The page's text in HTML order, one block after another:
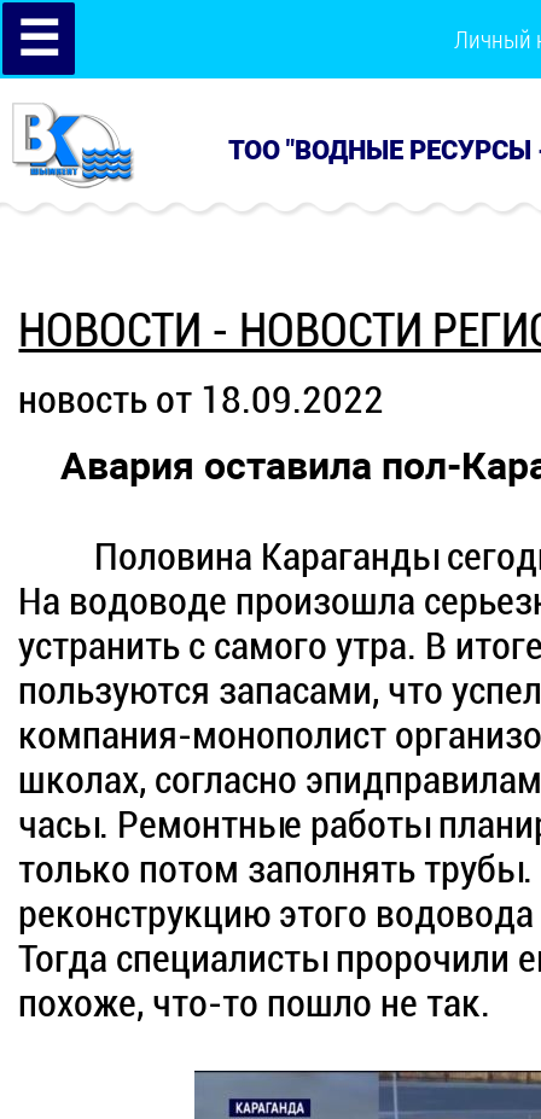
☰ Личный
ТОО "ВОДНЫЕ РЕСУРСЫ
НОВОСТИ - НОВОСТИ
новость от 18.09.2022
Авария оставила пол-
Половина Караганды
На водоводе произошла
устранить с самого утра. В
пользуются запасами, что
компания-монополист
школах, согласно
часы. Ремонтные работы
только потом заполнять
реконструкцию этого
Тогда специалисты пророчили
похоже, что-то пошло не так.